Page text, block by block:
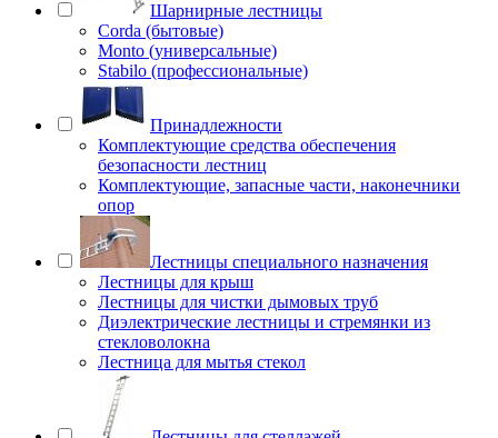
Шарнирные лестницы
Corda (бытовые)
Monto (универсальные)
Stabilo (профессиональные)
Принадлежности
Комплектующие средства обеспечения
безопасности лестниц
Комплектующие, запасные части, наконечники
опор
Лестницы специального назначения
Лестницы для крыш
Лестницы для чистки дымовых труб
Диэлектрические лестницы и стремянки из
стекловолокна
Лестница для мытья стекол